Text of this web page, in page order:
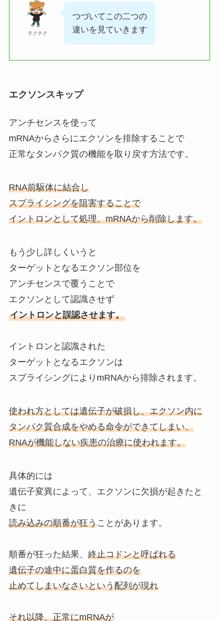
チクチク
つづいてこの二つの
違いを見ていきます
エクソンスキップ
アンチセンスを使って
mRNAからさらにエクソンを排除することで
正常なタンパク質の機能を取り戻す方法です。
RNA前駆体に結合し
スプライシングを阻害することで
イントロンとして処理、mRNAから削除します。
もう少し詳しくいうと
ターゲットとなるエクソン部位を
アンチセンスで覆うことで
エクソンとして認識させず
イントロンと誤認させます。
イントロンと認識された
ターゲットとなるエクソンは
スプライシングによりmRNAから排除されます。
使われ方としては遺伝子が破損し、エクソン内に
タンパク質合成をやめる命令ができてしまい、
RNAが機能しない疾患の治療に使われます。
具体的には
遺伝子変異によって、エクソンに欠損が起きたと
きに
読み込みの順番が狂うことがあります。
順番が狂った結果、 終止コドンと呼ばれる
遺伝子の途中に蛋白質を作るのを
止めてしまいなさいという配列が現れ
それ以降、正常にmRNAが